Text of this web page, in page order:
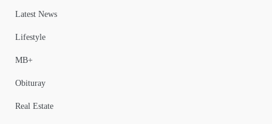
Latest News
Lifestyle
MB+
Obituray
Real Estate